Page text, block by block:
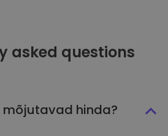
asked questions
hinda?